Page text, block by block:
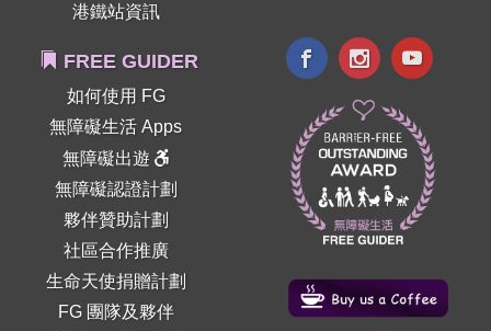
港鐵站資訊
FREE GUIDER
如何使用 FG
無障礙生活 Apps
無障礙出遊
無障礙認證計劃
夥伴贊助計劃
社區合作推廣
生命天使捐贈計劃
FG 團隊及夥伴